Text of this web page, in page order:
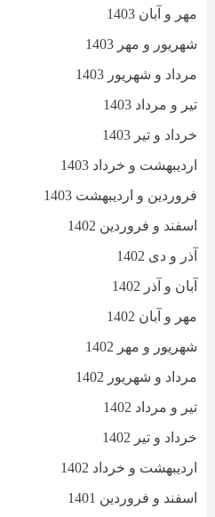
مهر و آبان 1403
شهریور و مهر 1403
مرداد و شهریور 1403
تیر و مرداد 1403
خرداد و تیر 1403
اردیبهشت و خرداد 1403
فروردین و اردیبهشت 1403
اسفند و فروردین 1402
آذر و دی 1402
آبان و آذر 1402
مهر و آبان 1402
شهریور و مهر 1402
مرداد و شهریور 1402
تیر و مرداد 1402
خرداد و تیر 1402
اردیبهشت و خرداد 1402
اسفند و فروردین 1401